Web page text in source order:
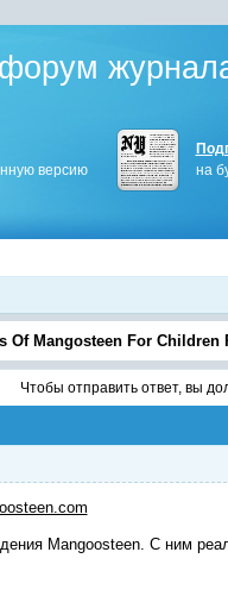
версию
на
Of Mangosteen For Children
Чтобы отправить ответ, вы
Mangoosteen. С ним